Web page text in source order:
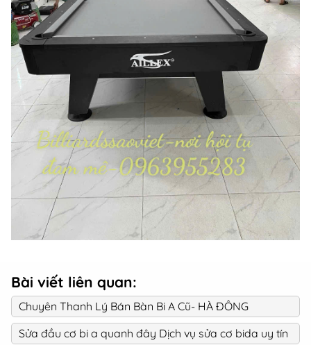
Bài viết liên quan:
Chuyên Thanh Lý Bán Bàn Bi A Cũ- HÀ ĐÔNG
Sửa đầu cơ bi a quanh đây Dịch vụ sửa cơ bida uy tín